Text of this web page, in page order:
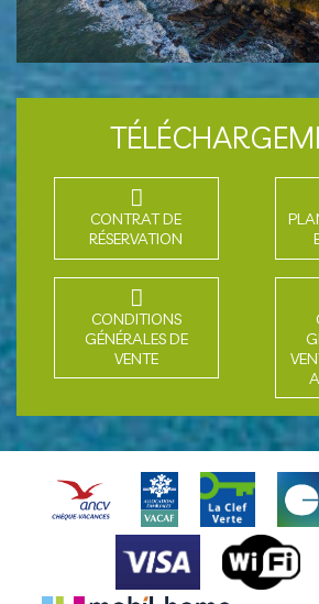
CONTRAT DE
RÉSERVATION
CONDITIONS
GÉNÉRALES DE
VENTE